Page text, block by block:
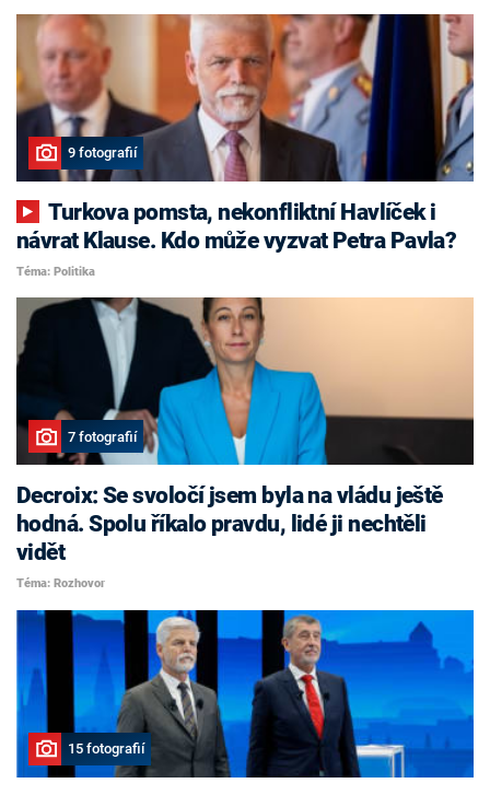
9 fotografií
Turkova pomsta, nekonfliktní Havlíček i
návrat Klause. Kdo může vyzvat Petra Pavla?
Téma: Politika
7 fotografií
Decroix: Se svoločí jsem byla na vládu ještě
hodná. Spolu říkalo pravdu, lidé ji nechtěli
vidět
Téma: Rozhovor
15 fotografií